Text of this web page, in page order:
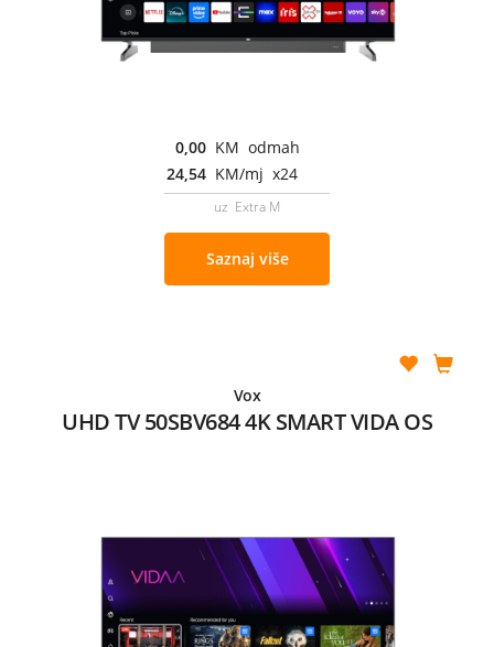
0,00 KM odmah
24,54 KM/mj x24
uz Extra M
Saznaj više
Vox
UHD TV 50SBV684 4K SMART VIDA OS